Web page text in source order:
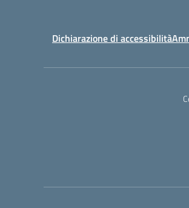
Dichiarazione di accessibilità